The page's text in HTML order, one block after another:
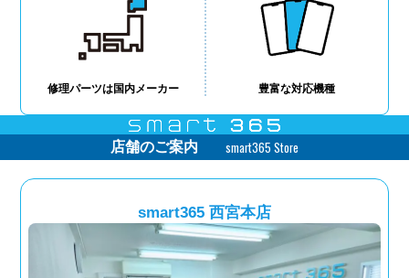
修理パーツは国内メーカー 豊富な対応機種
店舗のご案内 smart365 Store
smart365 西宮本店